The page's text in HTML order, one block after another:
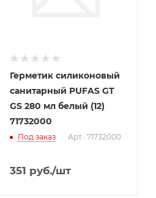
Герметик силиконовый
санитарный PUFAS GT
GS 280 мл белый (12)
71732000
Под заказ Арт.: 71732000
351 руб./шт